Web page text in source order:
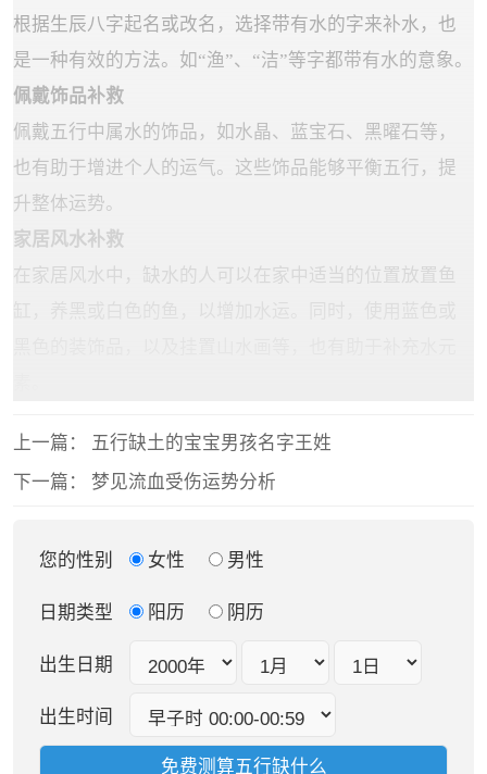
根据生辰八字起名或改名，选择带有水的字来补水，也
是一种有效的方法。如“渔”、“洁”等字都带有水的意象。
佩戴饰品补救
佩戴五行中属水的饰品，如水晶、蓝宝石、黑曜石等，
也有助于增进个人的运气。这些饰品能够平衡五行，提
升整体运势。
家居风水补救
在家居风水中，缺水的人可以在家中适当的位置放置鱼
上一篇：
五行缺土的宝宝男孩名字王姓
下一篇： 梦见流血受伤运势分析
您的性别 女性 男性
日期类型 阳历 阴历
出生日期
出生时间